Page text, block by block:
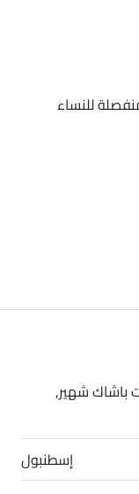
للنساء
باشاك شهير,
إسطنبول